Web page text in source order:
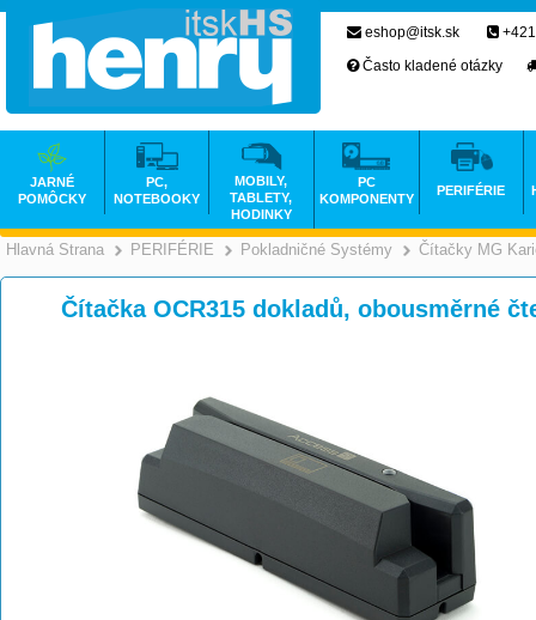
Hlavná Strana >
PERIFÉRIE >
Pokladničné Systémy Čítačky MG
Čítačka OCR315 dokladů, obousměrné
eshop@itsk.sk
Často kladené otázky
JARNÉ
POMÔCKY
PC,
NOTEBOOKY
MOBILY,
TABLETY,
HODINKY
PC
KOMPONENTY
PERIFÉRIE